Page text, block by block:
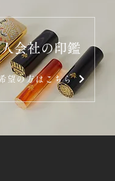
会社の印鑑
望の方はこちら